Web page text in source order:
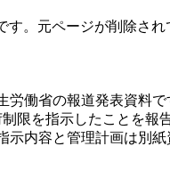
。元ページが削除され
労働省の報道発表資料
限を指示したことを
内容と管理計画は別紙